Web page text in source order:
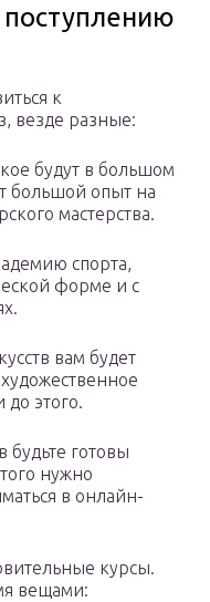
поступлению
к
везде разные:
будут в большом
большой опыт на
мастерства.
спорта,
форме и с
вам будет
до этого.
готовы
нужно
в онлайн-
курсы.
вещами: